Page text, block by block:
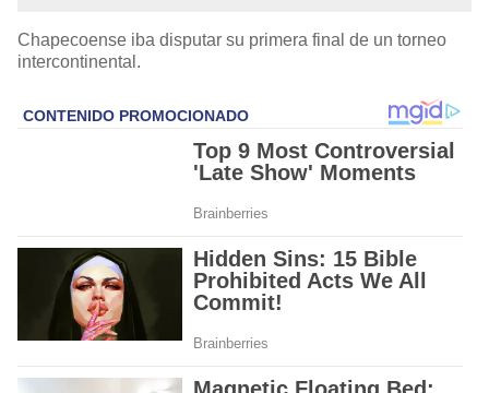
Chapecoense iba disputar su primera final de un torneo
intercontinental.